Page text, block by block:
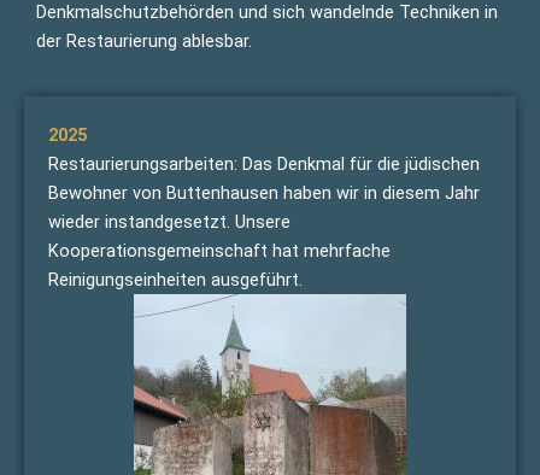
Denkmalschutzbehörden und sich wandelnde Techniken in
der Restaurierung ablesbar.
2025
Restaurierungsarbeiten: Das Denkmal für die jüdischen
Bewohner von Buttenhausen haben wir in diesem Jahr
wieder instandgesetzt. Unsere
Kooperationsgemeinschaft hat mehrfache
Reinigungseinheiten ausgeführt.